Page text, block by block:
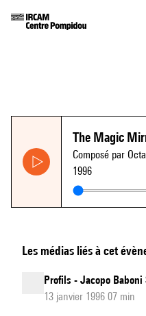
The Magic
Composé par
1996
Les médias liés à cet
Profils - Jacopo
13 janvier 1996 07 min